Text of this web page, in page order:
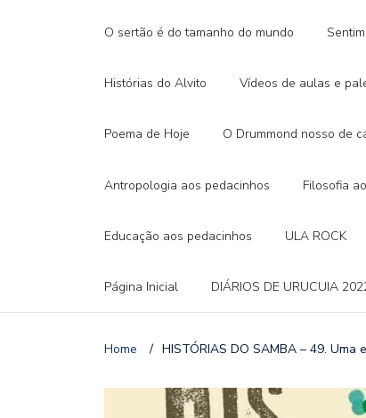
O sertão é do tamanho do mundo
Histórias do Alvito Vídeos de aulas e
Poema de Hoje O Drummond nosso de
Antropologia aos pedacinhos Filosofia
Educação aos pedacinhos ULA ROCK
Página Inicial DIÁRIOS DE URUCUIA
Home / HISTÓRIAS DO SAMBA – 49. Uma